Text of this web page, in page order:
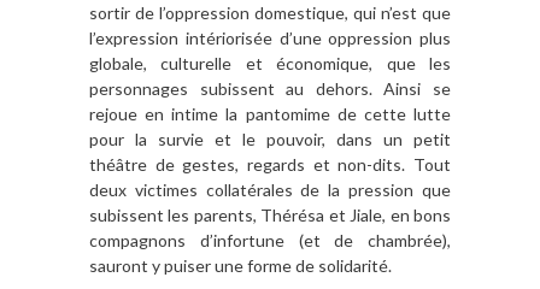
sortir de l’oppression domestique, qui n’est que
l’expression intériorisée d’une oppression plus
globale, culturelle et économique, que les
personnages subissent au dehors. Ainsi se
rejoue en intime la pantomime de cette lutte
pour la survie et le pouvoir, dans un petit
théâtre de gestes, regards et non-dits. Tout
deux victimes collatérales de la pression que
subissent les parents, Thérésa et Jiale, en bons
compagnons d’infortune (et de chambrée),
sauront y puiser une forme de solidarité.